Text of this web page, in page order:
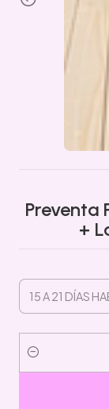
Preventa
+
Cantidad